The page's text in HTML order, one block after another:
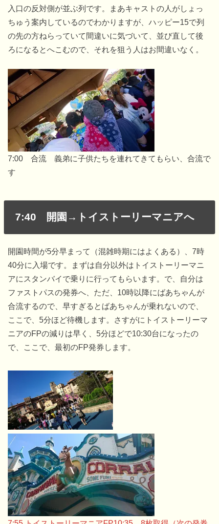
入口の反対側が並ぶ列です。まあキャストの人がしょっ
ちゅう案内しているのでわかりますが、ハッピー15で列
の先の方ねらっていて間違いに気づいて、並び直して後
ろになるとへこむので、それを狙う人はお間違いなく。
7:00 合流 義弟に子供たちを連れてきてもらい、合流で
す
7:40 開園→トイストーリーマニアへ
開園時間が5分早まって（混雑時期にはよくある）、7時
40分に入場です。まずは自分以外はトイストーリーマニ
アにスタンバイで乗りに行ってもらいます。で、自分は
ファストパスの発券へ、ただ、10時以降にばあちゃんが
合流するので、早すぎるとばあちゃんが乗れないので、
ここで、5分ほど待機します。さすがにトイストーリーマ
ニアのFPの減りは早く、5分ほどで10:30台になったの
で、ここで、最初のFP発券します。